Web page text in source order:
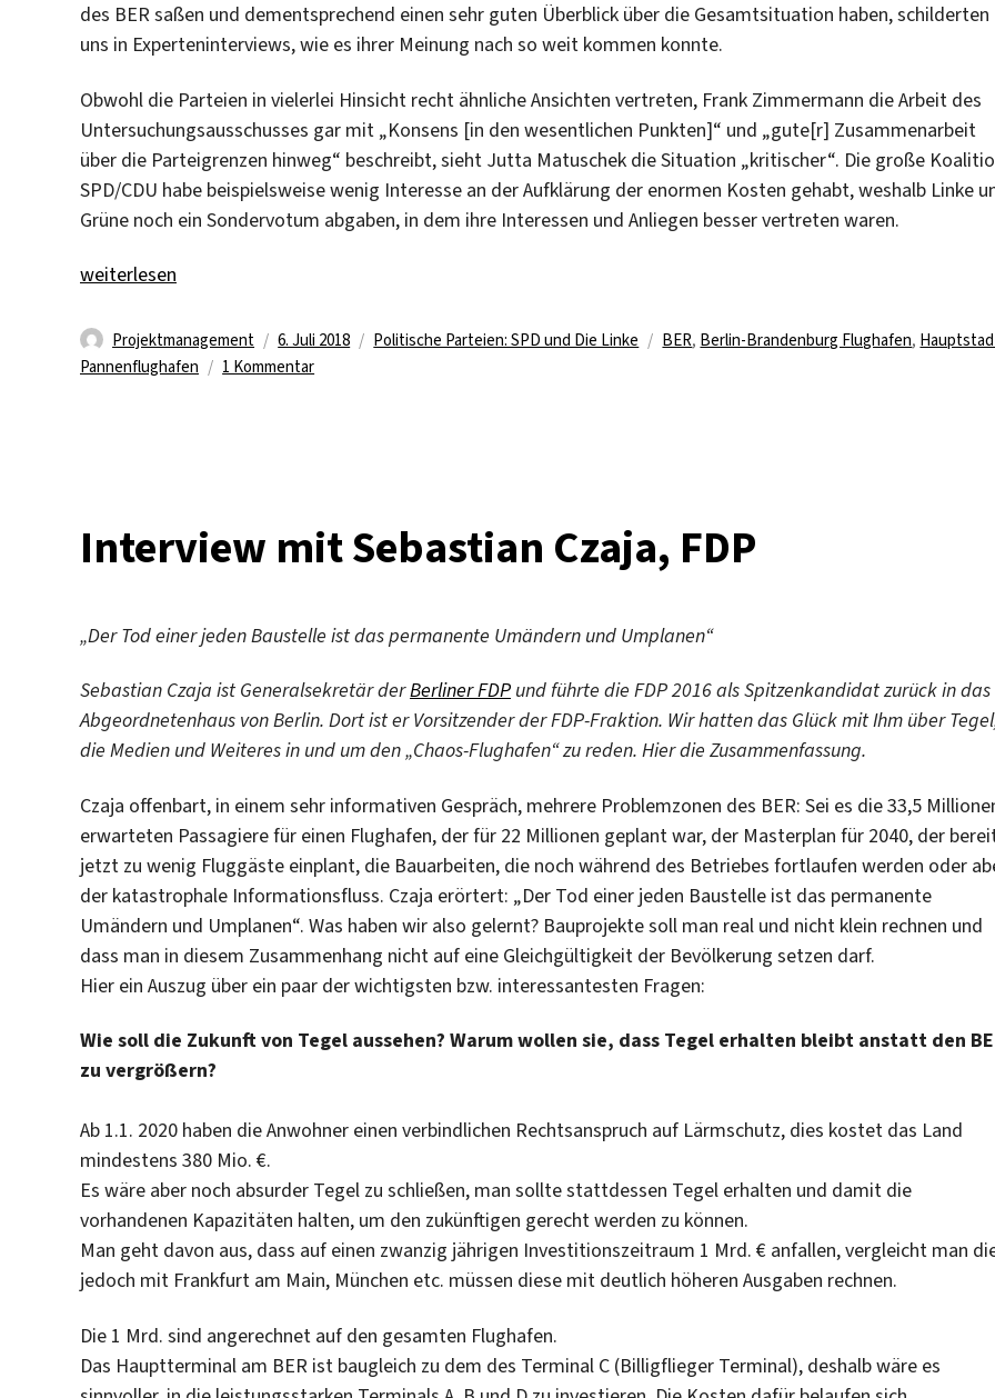
des BER saßen und dementsprechend einen sehr guten Überblick über die Gesamtsituation haben, schilderten
uns in Experteninterviews, wie es ihrer Meinung nach so weit kommen konnte.
Obwohl die Parteien in vielerlei Hinsicht recht ähnliche Ansichten vertreten, Frank Zimmermann die Arbeit des
Untersuchungsausschusses gar mit „Konsens [in den wesentlichen Punkten]“ und „gute[r] Zusammenarbeit
über die Parteigrenzen hinweg“ beschreibt, sieht Jutta Matuschek die Situation „kritischer“. Die große
SPD/CDU habe beispielsweise wenig Interesse an der Aufklärung der enormen Kosten gehabt, weshalb Linke
Grüne noch ein Sondervotum abgaben, in dem ihre Interessen und Anliegen besser vertreten waren.
„“Konstruktion einer großen Verantwortungslosigkeit” – SPD und Linke im Vergleich“
weiterlesen
Autor
Projektmanagement
Veröffentlicht
am
6. Juli 2018 Kategorien
Politische Parteien: SPD und Die Linke Schlagwörter
BER, Berlin-Brandenburg Flughafen,
Pannenflughafen
1 Kommentarzu
und
Vergleich
Interview mit Sebastian Czaja, FDP
„Der Tod einer jeden Baustelle ist das permanente Umändern und Umplanen“
Sebastian Czaja ist Generalsekretär derBerliner FDP und führte die FDP 2016 als Spitzenkandidat zurück in das
Abgeordnetenhaus von Berlin. Dort ist er Vorsitzender der FDP-Fraktion. Wir hatten das Glück mit Ihm über
die Medien und Weiteres in und um den „Chaos-Flughafen“ zu reden. Hier die Zusammenfassung.
Czaja offenbart, in einem sehr informativen Gespräch, mehrere Problemzonen des BER: Sei es die 33,5
erwarteten Passagiere für einen Flughafen, der für 22 Millionen geplant war, der Masterplan für 2040, der
jetzt zu wenig Fluggäste einplant, die Bauarbeiten, die noch während des Betriebes fortlaufen werden oder
der katastrophale Informationsfluss. Czaja erörtert: „Der Tod einer jeden Baustelle ist das permanente
Umändern und Umplanen“. Was haben wir also gelernt? Bauprojekte soll man real und nicht klein rechnen und
dass man in diesem Zusammenhang nicht auf eine Gleichgültigkeit der Bevölkerung setzen darf.
Hier ein Auszug über ein paar der wichtigsten bzw. interessantesten Fragen:
Wie soll die Zukunft von Tegel aussehen? Warum wollen sie, dass Tegel erhalten bleibt anstatt den
zu vergrößern?
Ab 1.1. 2020 haben die Anwohner einen verbindlichen Rechtsanspruch auf Lärmschutz, dies kostet das Land
mindestens 380 Mio. €.
Es wäre aber noch absurder Tegel zu schließen, man sollte stattdessen Tegel erhalten und damit die
vorhandenen Kapazitäten halten, um den zukünftigen gerecht werden zu können.
Man geht davon aus, dass auf einen zwanzig jährigen Investitionszeitraum 1 Mrd. € anfallen, vergleicht man
jedoch mit Frankfurt am Main, München etc. müssen diese mit deutlich höheren Ausgaben rechnen.
Die 1 Mrd. sind angerechnet auf den gesamten Flughafen.
Das Hauptterminal am BER ist baugleich zu dem des Terminal C (Billigflieger Terminal), deshalb wäre es